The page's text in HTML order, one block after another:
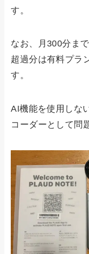
す。
なお、月300分ま
超過分は有料プラ
す。
AI機能を使用しな
コーダーとして問